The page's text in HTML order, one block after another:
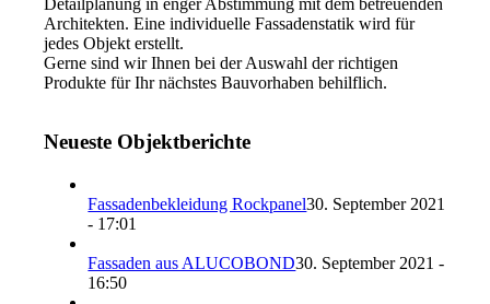
Architekten. Eine individuelle Fassadenstatik wird für
jedes Objekt erstellt.
Gerne sind wir Ihnen bei der Auswahl der richtigen
Produkte für Ihr nächstes Bauvorhaben behilflich.
Neueste Objektberichte
Fassadenbekleidung Rockpanel30. September 2021
- 17:01
Fassaden aus ALUCOBOND30. September 2021 -
16:50